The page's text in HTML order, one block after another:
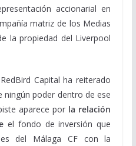
accionarial en
matriz de los Medias
la propiedad del Liverpool
Capital ha reiterado
ningún poder dentro de ese
aparece por la relación
el fondo de inversión que
del Málaga CF con la